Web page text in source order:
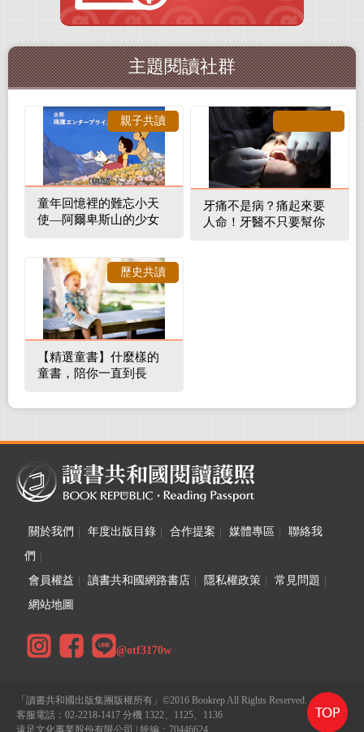
主題閱讀社群
童年回憶裡的難忘小天
使—阿爾卑斯山的少女
親子共讀
牙痛不是病？痛起來要
人命！牙醫不只要幫你
【精選童書】什麼樣的
童書，陪你一直到長
歷史共讀
關於我們 年度出版目錄 合作提案 媒體專區
聯絡我
們
會員權益
讀書共和國網路書店 隱私權政策 常見問題
網站地圖
@otf3170w
「讀書共和國出版集團版權所有」©2016 Bookrep All Rights Reserved.
客服電話：02-2218-1417 分機 1322、1125、1136
遠足文化事業股份有限公司 | 統編：70446624